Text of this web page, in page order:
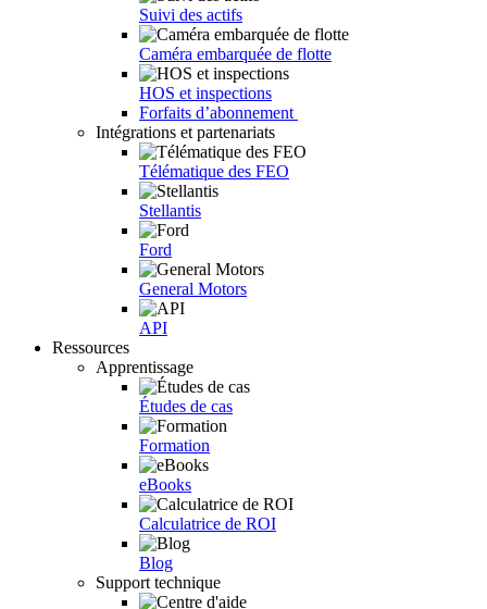
Suivi des actifs
Caméra embarquée de flotte
HOS et inspections
Forfaits d’abonnement
Intégrations et partenariats
Télématique des FEO
Stellantis
Ford
General Motors
API
Ressources
Apprentissage
Études de cas
Formation
eBooks
Calculatrice de ROI
Blog
Support technique